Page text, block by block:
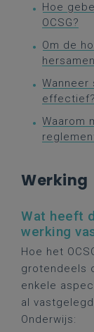
Hoe
OCSG?
Om de
Wanneer
effectief?
Waarom
Werking
Wat heeft
werking
Hoe het
grotendeels
enkele
al
Onderwijs: